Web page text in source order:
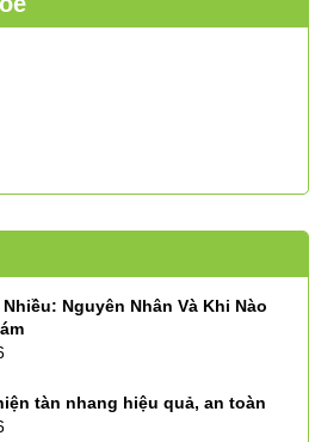
Nguyên Nhân Và Khi Nào
tàn nhang hiệu quả, an toàn